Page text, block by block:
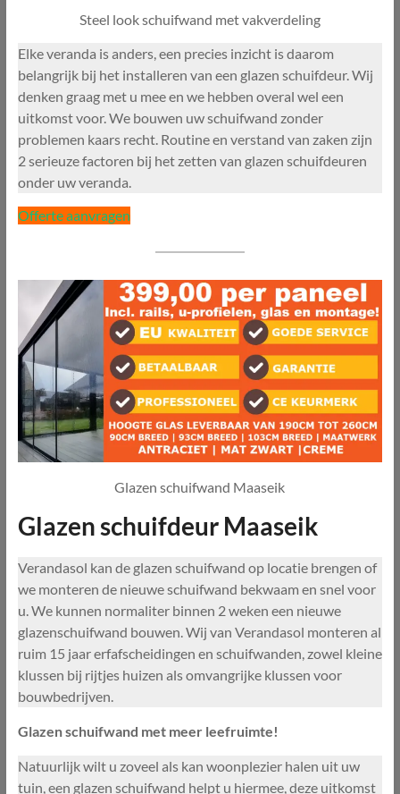
Steel look schuifwand met vakverdeling
Elke veranda is anders, een precies inzicht is daarom
belangrijk bij het installeren van een glazen schuifdeur. Wij
denken graag met u mee en we hebben overal wel een
uitkomst voor. We bouwen uw schuifwand zonder
problemen kaars recht. Routine en verstand van zaken zijn
2 serieuze factoren bij het zetten van glazen schuifdeuren
onder uw veranda.
Offerte aanvragen
Glazen schuifwand Maaseik
Glazen schuifdeur Maaseik
Verandasol kan de glazen schuifwand op locatie brengen of
we monteren de nieuwe schuifwand bekwaam en snel voor
u. We kunnen normaliter binnen 2 weken een nieuwe
glazenschuifwand bouwen. Wij van Verandasol monteren al
ruim 15 jaar erfafscheidingen en schuifwanden, zowel kleine
klussen bij rijtjes huizen als omvangrijke klussen voor
bouwbedrijven.
Glazen schuifwand met meer leefruimte!
Natuurlijk wilt u zoveel als kan woonplezier halen uit uw
tuin, een glazen schuifwand helpt u hiermee, deze uitkomst